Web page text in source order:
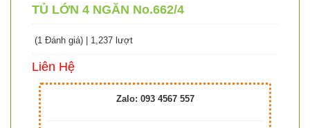
TỦ LỚN 4 NGĂN No.662/4
(1 Đánh giá) 1,237 lượt
Liên Hệ
Zalo: 093 4567 557